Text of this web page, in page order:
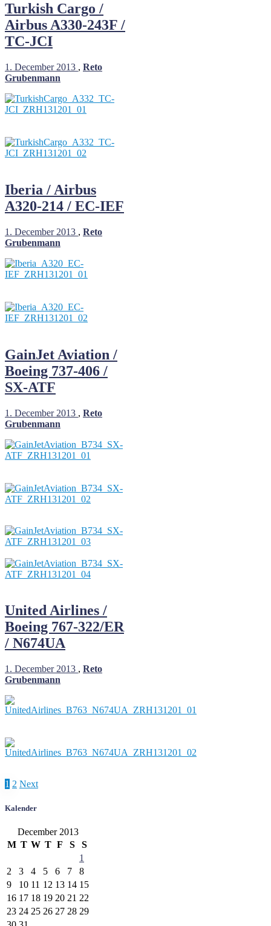
Turkish Cargo /
Airbus A330-243F /
TC-JCI
1. December 2013 , Reto
Grubenmann
Iberia / Airbus
A320-214 / EC-IEF
1. December 2013 , Reto
Grubenmann
GainJet Aviation /
Boeing 737-406 /
SX-ATF
1. December 2013 , Reto
Grubenmann
United Airlines /
Boeing 767-322/ER
/ N674UA
1. December 2013 , Reto
Grubenmann
Posts
pagination
1 2 Next
Kalender
December 2013
M T W T F S
S
1
2
3 4 5 6 7
8
9
10 11 12 13 14 15
16 17 18 19 20 21 22
23 24 25 26 27 28 29